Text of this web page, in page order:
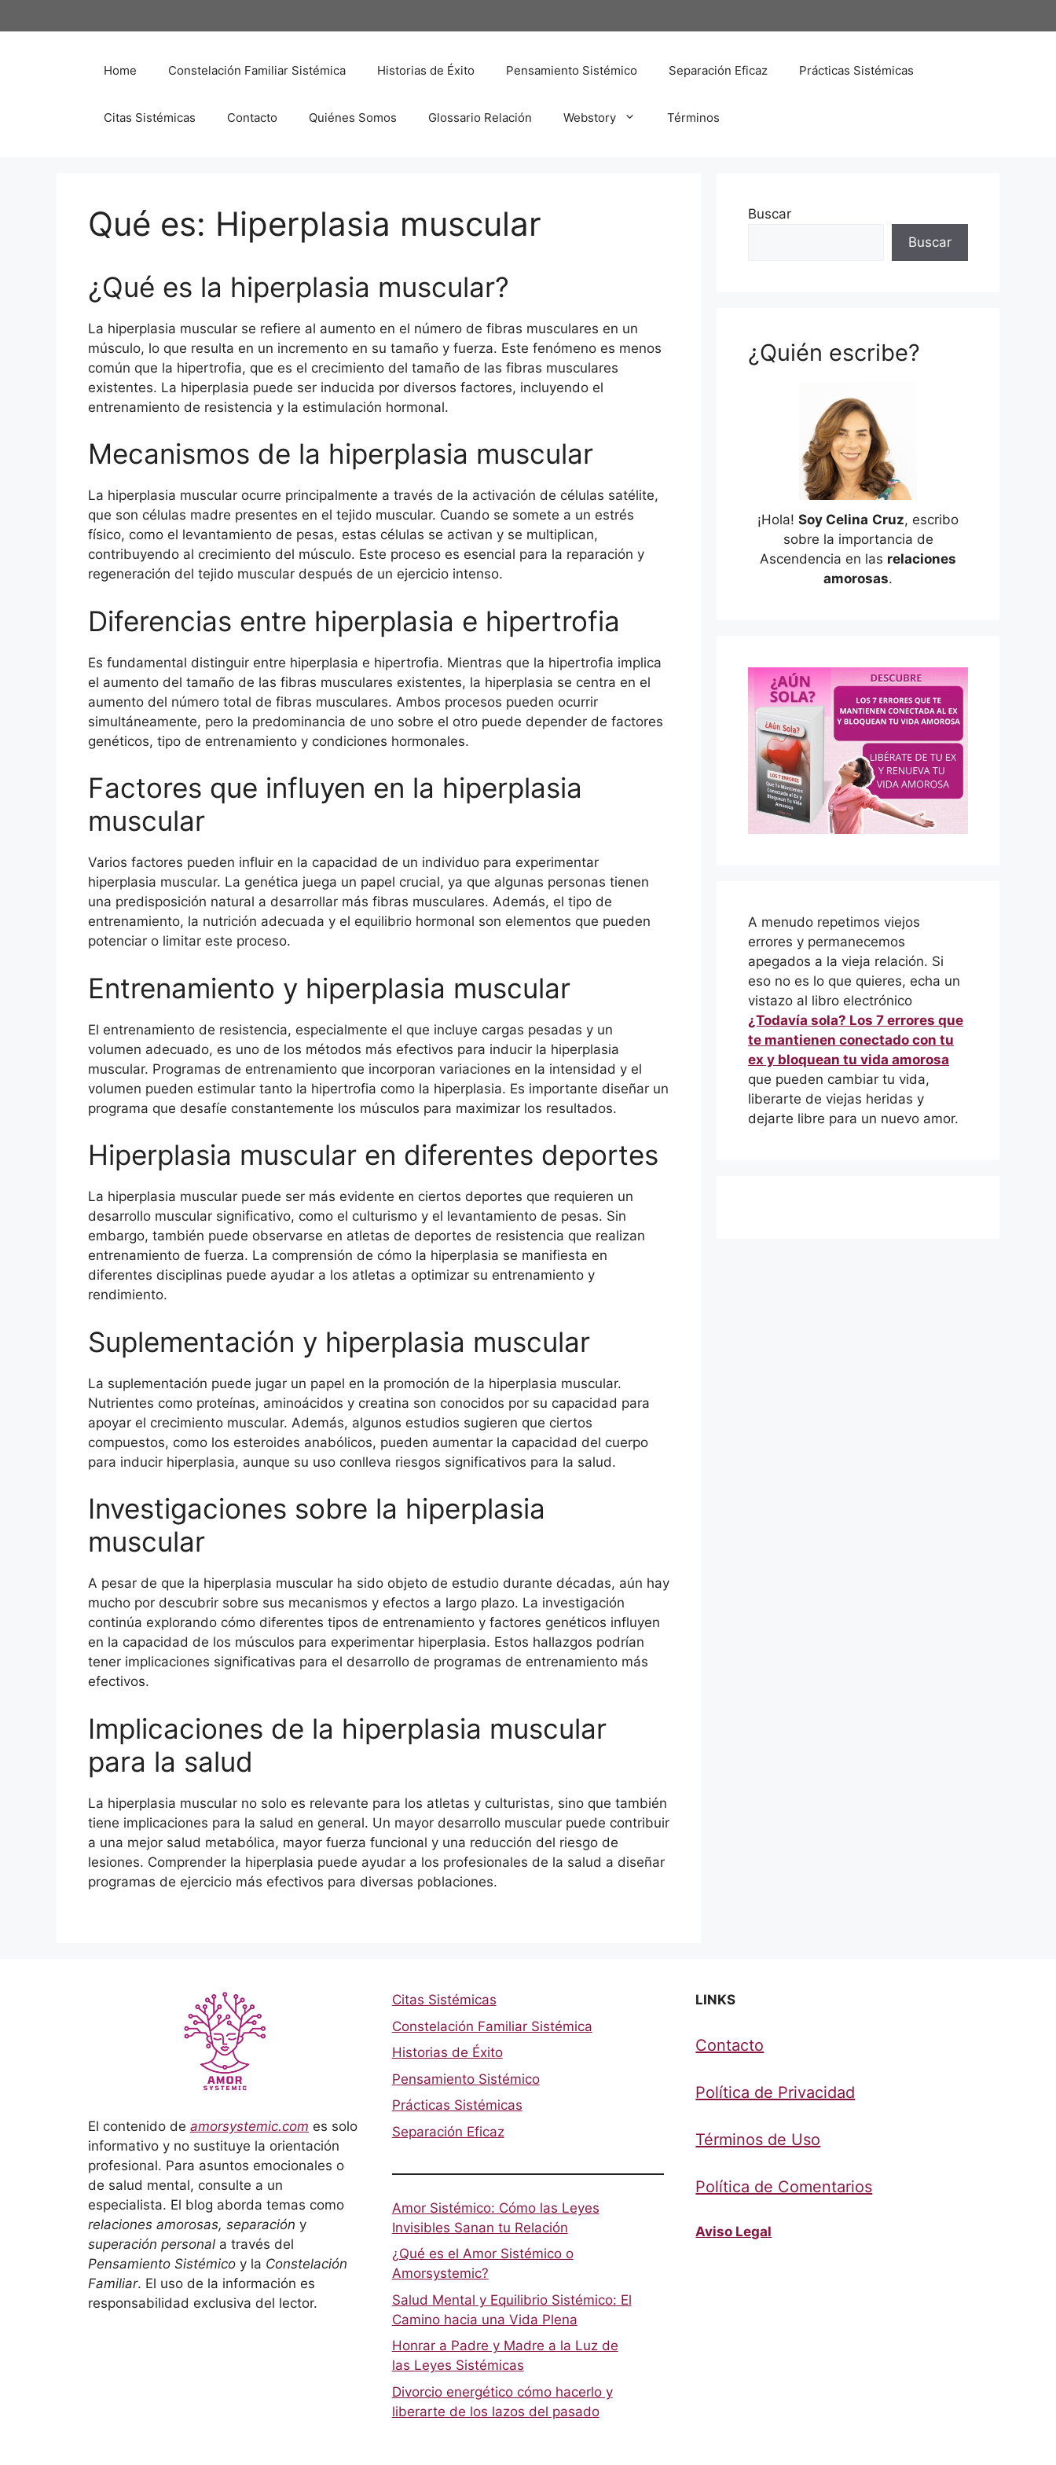
al
Home Constelación Familiar Sistémica Historias de Éxito Pensamiento Sistémico Separación Eficaz Prácticas Sistémicas
Citas Sistémicas Contacto Quiénes Somos Glossario Relación Webstory Términos
Qué es: Hiperplasia muscular
¿Qué es la hiperplasia muscular?
La hiperplasia muscular se refiere al aumento en el número de fibras musculares en un
músculo, lo que resulta en un incremento en su tamaño y fuerza. Este fenómeno es menos
común que la hipertrofia, que es el crecimiento del tamaño de las fibras musculares
existentes. La hiperplasia puede ser inducida por diversos factores, incluyendo el
entrenamiento de resistencia y la estimulación hormonal.
Mecanismos de la hiperplasia muscular
La hiperplasia muscular ocurre principalmente a través de la activación de células satélite,
que son células madre presentes en el tejido muscular. Cuando se somete a un estrés
físico, como el levantamiento de pesas, estas células se activan y se multiplican,
contribuyendo al crecimiento del músculo. Este proceso es esencial para la reparación y
regeneración del tejido muscular después de un ejercicio intenso.
Diferencias entre hiperplasia e hipertrofia
Es fundamental distinguir entre hiperplasia e hipertrofia. Mientras que la hipertrofia implica
el aumento del tamaño de las fibras musculares existentes, la hiperplasia se centra en el
aumento del número total de fibras musculares. Ambos procesos pueden ocurrir
simultáneamente, pero la predominancia de uno sobre el otro puede depender de factores
genéticos, tipo de entrenamiento y condiciones hormonales.
Factores que influyen en la hiperplasia
muscular
Varios factores pueden influir en la capacidad de un individuo para experimentar
hiperplasia muscular. La genética juega un papel crucial, ya que algunas personas tienen
una predisposición natural a desarrollar más fibras musculares. Además, el tipo de
entrenamiento, la nutrición adecuada y el equilibrio hormonal son elementos que pueden
potenciar o limitar este proceso.
Entrenamiento y hiperplasia muscular
El entrenamiento de resistencia, especialmente el que incluye cargas pesadas y un
volumen adecuado, es uno de los métodos más efectivos para inducir la hiperplasia
muscular. Programas de entrenamiento que incorporan variaciones en la intensidad y el
volumen pueden estimular tanto la hipertrofia como la hiperplasia. Es importante diseñar un
programa que desafíe constantemente los músculos para maximizar los resultados.
Hiperplasia muscular en diferentes deportes
La hiperplasia muscular puede ser más evidente en ciertos deportes que requieren un
desarrollo muscular significativo, como el culturismo y el levantamiento de pesas. Sin
embargo, también puede observarse en atletas de deportes de resistencia que realizan
entrenamiento de fuerza. La comprensión de cómo la hiperplasia se manifiesta en
diferentes disciplinas puede ayudar a los atletas a optimizar su entrenamiento y
rendimiento.
Suplementación y hiperplasia muscular
La suplementación puede jugar un papel en la promoción de la hiperplasia muscular.
Nutrientes como proteínas, aminoácidos y creatina son conocidos por su capacidad para
apoyar el crecimiento muscular. Además, algunos estudios sugieren que ciertos
compuestos, como los esteroides anabólicos, pueden aumentar la capacidad del cuerpo
para inducir hiperplasia, aunque su uso conlleva riesgos significativos para la salud.
Investigaciones sobre la hiperplasia
muscular
A pesar de que la hiperplasia muscular ha sido objeto de estudio durante décadas, aún hay
mucho por descubrir sobre sus mecanismos y efectos a largo plazo. La investigación
continúa explorando cómo diferentes tipos de entrenamiento y factores genéticos influyen
en la capacidad de los músculos para experimentar hiperplasia. Estos hallazgos podrían
tener implicaciones significativas para el desarrollo de programas de entrenamiento más
efectivos.
Implicaciones de la hiperplasia muscular
para la salud
La hiperplasia muscular no solo es relevante para los atletas y culturistas, sino que también
tiene implicaciones para la salud en general. Un mayor desarrollo muscular puede contribuir
a una mejor salud metabólica, mayor fuerza funcional y una reducción del riesgo de
lesiones. Comprender la hiperplasia puede ayudar a los profesionales de la salud a diseñar
programas de ejercicio más efectivos para diversas poblaciones.
Buscar
Buscar
¿Quién escribe?
¡Hola! Soy Celina Cruz, escribo
sobre la importancia de
Ascendencia en las relaciones
amorosas.
A menudo repetimos viejos
errores y permanecemos
apegados a la vieja relación. Si
eso no es lo que quieres, echa un
vistazo al libro electrónico
¿Todavía sola? Los 7 errores que
te mantienen conectado con tu
ex y bloquean tu vida amorosa
que pueden cambiar tu vida,
liberarte de viejas heridas y
dejarte libre para un nuevo amor.
El contenido de amorsystemic.com es solo
informativo y no sustituye la orientación
profesional. Para asuntos emocionales o
de salud mental, consulte a un
especialista. El blog aborda temas como
relaciones amorosas, separación y
superación personal a través del
Pensamiento Sistémico y la Constelación
Familiar. El uso de la información es
responsabilidad exclusiva del lector.
Citas Sistémicas
Constelación Familiar Sistémica
Historias de Éxito
Pensamiento Sistémico
Prácticas Sistémicas
Separación Eficaz
Amor Sistémico: Cómo las Leyes
Invisibles Sanan tu Relación
¿Qué es el Amor Sistémico o
Amorsystemic?
Salud Mental y Equilibrio Sistémico: El
Camino hacia una Vida Plena
Honrar a Padre y Madre a la Luz de
las Leyes Sistémicas
Divorcio energético cómo hacerlo y
liberarte de los lazos del pasado
LINKS
Contacto
Política de Privacidad
Términos de Uso
Política de Comentarios
Aviso Legal